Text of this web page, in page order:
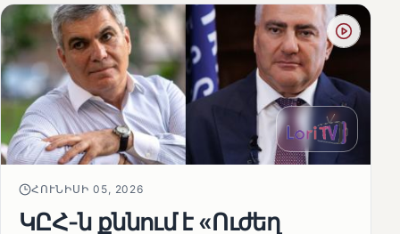
ՀՈՒՆԻՍԻ 05, 2026
ԿԸՀ-ն քննում է «Ուժեղ